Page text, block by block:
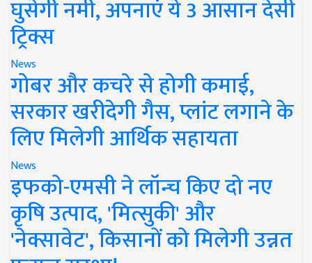
घुसेगी नमी, अपनाएं ये 3 आसान देसी
ट्रिक्स
News
गोबर और कचरे से होगी कमाई,
सरकार खरीदेगी गैस, प्लांट लगाने के
लिए मिलेगी आर्थिक सहायता
News
इफको-एमसी ने लॉन्च किए दो नए
कृषि उत्पाद, 'मित्सुकी' और
'नेक्सावेट', किसानों को मिलेगी उन्नत